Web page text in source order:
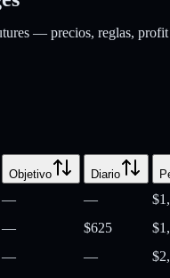
— precios, reglas,
Objetivo Diario
— —
— $625
— —